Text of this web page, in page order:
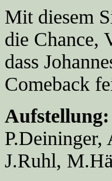
Mit diesem
die Chance,
dass
Comeback
Aufstellung:
J.Ruhl,